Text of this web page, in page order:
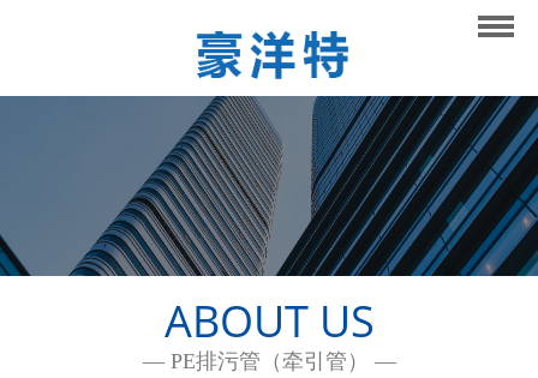
网站首页
关于我们
产品展示
新闻中心
研发与创新
联系我们
ABOUT US
— PE排污管（牵引管） —